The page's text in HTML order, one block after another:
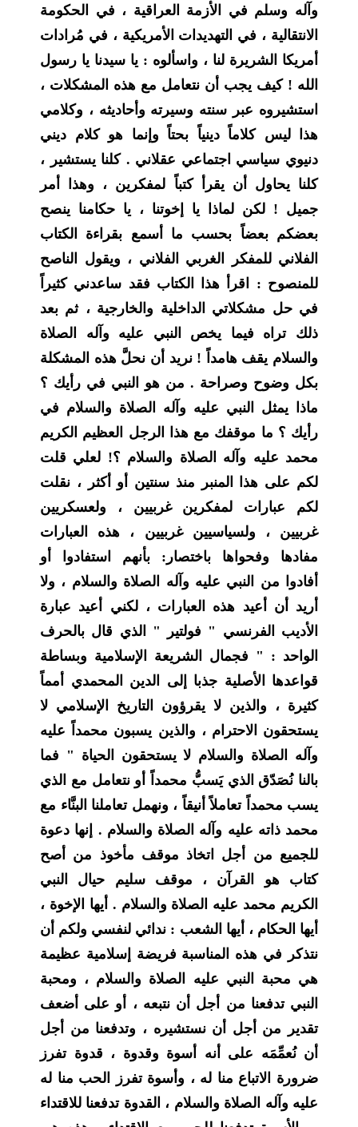
وآله وسلم في الأزمة العراقية ، في الحكومة
الانتقالية ، في التهديدات الأمريكية ، في مُرادات
أمريكا الشريرة لنا ، واسألوه : يا سيدنا يا رسول
الله ! كيف يجب أن نتعامل مع هذه المشكلات ،
استشيروه عبر سنته وسيرته وأحاديثه ، وكلامي
هذا ليس كلاماً دينياً بحتاً وإنما هو كلام ديني
دنيوي سياسي اجتماعي عقلاني . كلنا يستشير ،
كلنا يحاول أن يقرأ كتباً لمفكرين ، وهذا أمر
جميل ! لكن لماذا يا إخوتنا ، يا حكامنا ينصح
بعضكم بعضاً بحسب ما أسمع بقراءة الكتاب
الفلاني للمفكر الغربي الفلاني ، ويقول الناصح
للمنصوح : اقرأ هذا الكتاب فقد ساعدني كثيراً
في حل مشكلاتي الداخلية والخارجية ، ثم بعد
ذلك تراه فيما يخص النبي عليه وآله الصلاة
والسلام يقف هامداً ! نريد أن نحلَّ هذه المشكلة
بكل وضوح وصراحة . من هو النبي في رأيك ؟
ماذا يمثل النبي عليه وآله الصلاة والسلام في
رأيك ؟ ما موقفك مع هذا الرجل العظيم الكريم
محمد عليه وآله الصلاة والسلام ؟! لعلي قلت
لكم على هذا المنبر منذ سنتين أو أكثر ، نقلت
لكم عبارات لمفكرين غربيين ، ولعسكريين
غربيين ، ولسياسيين غربيين ، هذه العبارات
مفادها وفحواها باختصار: بأنهم استفادوا أو
أفادوا من النبي عليه وآله الصلاة والسلام ، ولا
أريد أن أعيد هذه العبارات ، لكني أعيد عبارة
الأديب الفرنسي " فولتير " الذي قال بالحرف
الواحد : " فجمال الشريعة الإسلامية وبساطة
قواعدها الأصلية جذبا إلى الدين المحمدي أمماً
كثيرة ، والذين لا يقرؤون التاريخ الإسلامي لا
يستحقون الاحترام ، والذين يسبون محمداً عليه
وآله الصلاة والسلام لا يستحقون الحياة " فما
بالنا نُصَدّق الذي يَسبُّ محمداً أو نتعامل مع الذي
يسب محمداً تعاملاً أنيقاً ، ونهمل تعاملنا البنَّاء مع
محمد ذاته عليه وآله الصلاة والسلام . إنها دعوة
للجميع من أجل اتخاذ موقف مأخوذ من أصح
كتاب هو القرآن ، موقف سليم حيال النبي
الكريم محمد عليه الصلاة والسلام . أيها الإخوة ،
أيها الحكام ، أيها الشعب : ندائي لنفسي ولكم أن
نتذكر في هذه المناسبة فريضة إسلامية عظيمة
هي محبة النبي عليه الصلاة والسلام ، ومحبة
النبي تدفعنا من أجل أن نتبعه ، أو على أضعف
تقدير من أجل أن نستشيره ، وتدفعنا من أجل
أن نُعمِّمَه على أنه أسوة وقدوة ، قدوة تفرز
ضرورة الاتباع منا له ، وأسوة تفرز الحب منا له
عليه وآله الصلاة والسلام ، القدوة تدفعنا للاقتداء